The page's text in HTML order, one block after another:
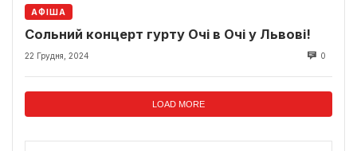
АФІША
Сольний концерт гурту Очі в Очі у Львові!
22 Грудня, 2024 0
LOAD MORE